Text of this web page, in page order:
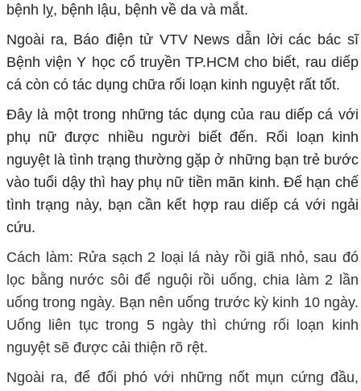
bệnh lỵ, bệnh lậu, bệnh về da và mắt.
Ngoài ra, Báo điện tử VTV News dẫn lời các bác sĩ
Bệnh viện Y học cổ truyền TP.HCM cho biết, rau diếp
cá còn có tác dụng chữa rối loạn kinh nguyệt rất tốt.
Đây là một trong những tác dụng của rau diếp cá với
phụ nữ được nhiều người biết đến. Rối loạn kinh
nguyệt là tình trạng thường gặp ở những bạn trẻ bước
vào tuổi dậy thì hay phụ nữ tiền mãn kinh. Để hạn chế
tình trạng này, bạn cần kết hợp rau diếp cá với ngải
cứu.
Cách làm: Rửa sạch 2 loại lá này rồi giã nhỏ, sau đó
lọc bằng nước sôi để nguội rồi uống, chia làm 2 lần
uống trong ngày. Bạn nên uống trước kỳ kinh 10 ngày.
Uống liên tục trong 5 ngày thì chứng rối loạn kinh
nguyệt sẽ được cải thiện rõ rệt.
Ngoài ra, để đối phó với những nốt mụn cứng đầu,